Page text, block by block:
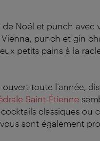
Noël et punch avec
, punch et gin
petits pains à la
toute l’année,
Saint-Étienne
classiques ou
sont également